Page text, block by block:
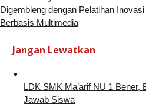
Digembleng dengan Pelatihan
Berbasis Multimedia
Jangan Lewatkan
LDK SMK Ma’arif NU 1 Bener,
Jawab Siswa